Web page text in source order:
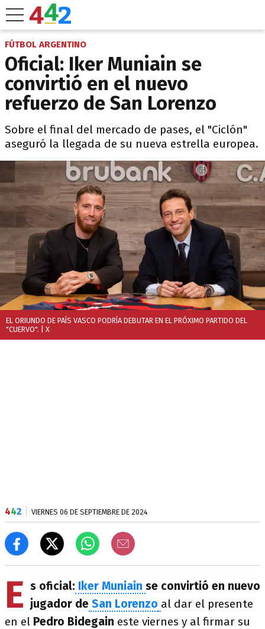
FÚTBOL ARGENTINO
Oficial: Iker Muniain se
convirtió en el nuevo
refuerzo de San Lorenzo
Sobre el final del mercado de pases, el "Ciclón"
aseguró la llegada de su nueva estrella europea.
EL ORIUNDO DE PAÍS VASCO PODRÍA DEBUTAR EN EL PRÓXIMO PARTIDO DEL
"CUERVO". | X
442 VIERNES 06 DE SEPTIEMBRE DE 2024
E s oficial: Iker Muniain se convirtió en nuevo
jugador de San Lorenzo al dar el presente
en el Pedro Bidegain este viernes y al firmar su